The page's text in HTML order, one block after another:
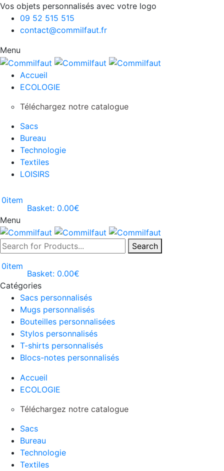
Vos objets personnalisés avec votre logo
09 52 515 515
contact@commilfaut.fr
Menu
Accueil
ECOLOGIE
Téléchargez notre catalogue
Sacs
Bureau
Technologie
Textiles
LOISIRS
0item
Basket: 0.00€
Menu
Search
0item
Basket: 0.00€
Catégories
Sacs personnalisés
Mugs personnalisés
Bouteilles personnalisées
Stylos personnalisés
T-shirts personnalisés
Blocs-notes personnalisés
Accueil
ECOLOGIE
Téléchargez notre catalogue
Sacs
Bureau
Technologie
Textiles